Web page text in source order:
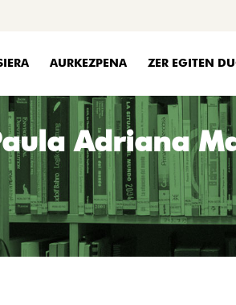
AURKEZPENA ZER EGITEN
Adriana